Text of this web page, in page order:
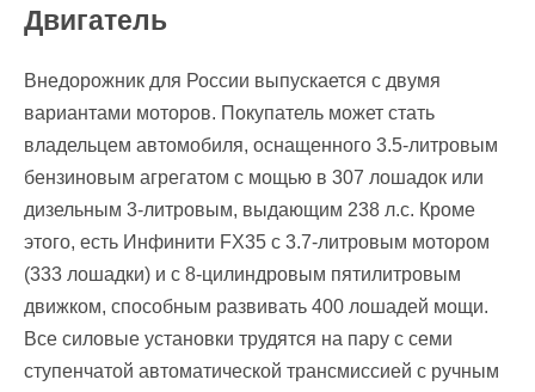
Двигатель
Внедорожник для России выпускается с двумя
вариантами моторов. Покупатель может стать
владельцем автомобиля, оснащенного 3.5-литровым
бензиновым агрегатом с мощью в 307 лошадок или
дизельным 3-литровым, выдающим 238 л.с. Кроме
этого, есть Инфинити FX35 с 3.7-литровым мотором
(333 лошадки) и с 8-цилиндровым пятилитровым
движком, способным развивать 400 лошадей мощи.
Все силовые установки трудятся на пару с семи
ступенчатой автоматической трансмиссией с ручным